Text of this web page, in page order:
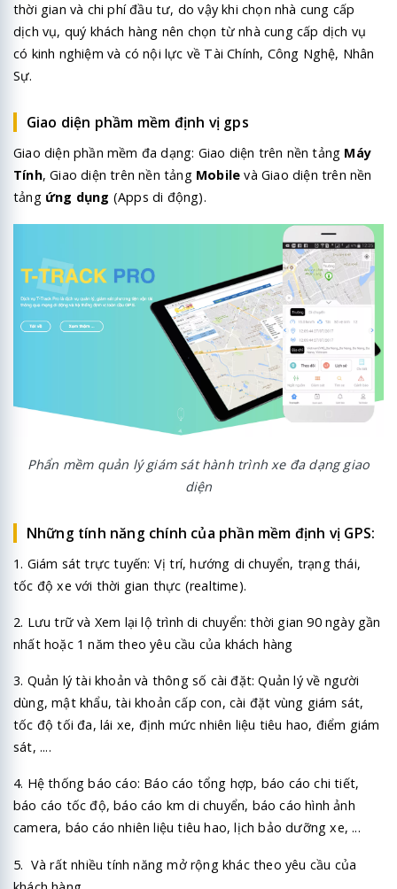
thời gian và chi phí đầu tư, do vậy khi chọn nhà cung cấp
dịch vụ, quý khách hàng nên chọn từ nhà cung cấp dịch vụ
có kinh nghiệm và có nội lực về Tài Chính, Công Nghệ, Nhân
Sự.
Giao diện phầm mềm định vị gps
Giao diện phần mềm đa dạng: Giao diện trên nền tảng Máy
Tính, Giao diện trên nền tảng Mobile và Giao diện trên nền
tảng ứng dụng (Apps di động).
Phẩn mềm quản lý giám sát hành trình xe đa dạng giao
diện
Những tính năng chính của phần mềm định vị GPS:
1. Giám sát trực tuyến: Vị trí, hướng di chuyển, trạng thái,
tốc độ xe với thời gian thực (realtime).
2. Lưu trữ và Xem lại lộ trình di chuyển: thời gian 90 ngày gần
nhất hoặc 1 năm theo yêu cầu của khách hàng
3. Quản lý tài khoản và thông số cài đặt: Quản lý về người
dùng, mật khẩu, tài khoản cấp con, cài đặt vùng giám sát,
tốc độ tối đa, lái xe, định mức nhiên liệu tiêu hao, điểm giám
sát, ....
4. Hệ thống báo cáo: Báo cáo tổng hợp, báo cáo chi tiết,
báo cáo tốc độ, báo cáo km di chuyển, báo cáo hình ảnh
camera, báo cáo nhiên liệu tiêu hao, lịch bảo dưỡng xe, ...
5. Và rất nhiều tính năng mở rộng khác theo yêu cầu của